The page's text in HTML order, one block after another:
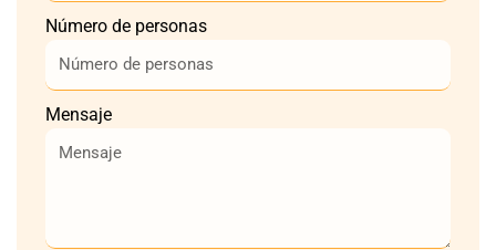
Número de personas
Mensaje